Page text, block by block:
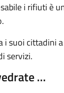
i rifiuti è
i suoi cittadini
servizi.
…